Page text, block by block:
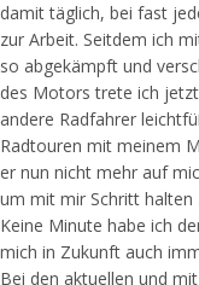
damit täglich, bei fast
zur Arbeit. Seitdem ich
so abgekämpft und
des Motors trete ich
andere Radfahrer
Radtouren mit meinem
er nun nicht mehr auf
um mit mir Schritt halten
Keine Minute habe ich
mich in Zukunft auch
Bei den aktuellen und